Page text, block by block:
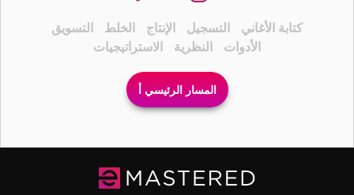
التسويق الخلط الإنتاج التسجيل
كتابة الأغاني
الاستراتيجيات
النظرية الأدوات
المسار الرئيسي أ